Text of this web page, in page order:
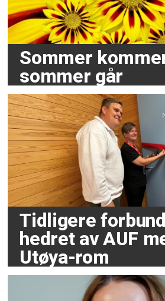
Sommer
sommer går
Tidligere
hedret av AUF
Utøya-rom